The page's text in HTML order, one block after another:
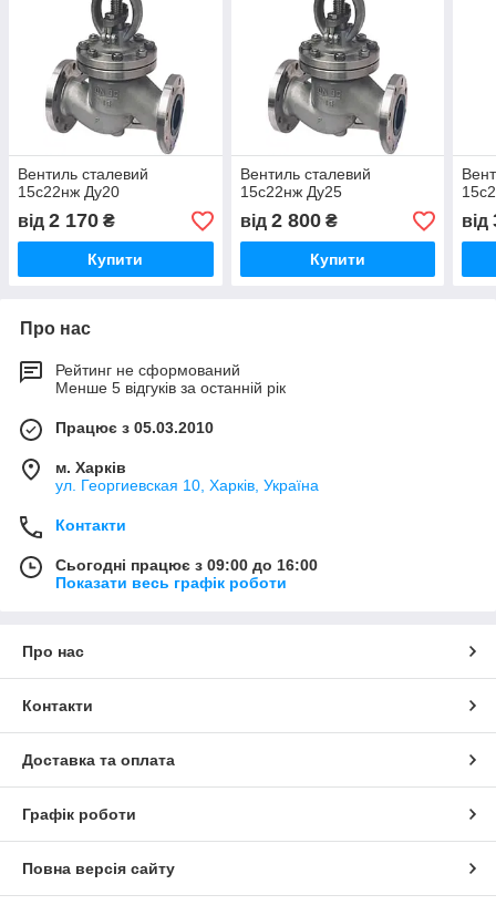
Вентиль сталевий
15с22нж Ду20
від 2 170 ₴
Купити
Вентиль сталевий
15с22нж Ду25
від 2 800₴
Купити
від
Про нас
Рейтинг не сформований
Менше 5 відгуків за останній рік
Працює з 05.03.2010
м. Харків
ул. Георгиевская 10, Харків, Україна
Контакти
Сьогодні працює з 09:00 до 16:00
Показати весь графік роботи
Про нас
Контакти
Доставка та оплата
Графік роботи
Повна версія сайту